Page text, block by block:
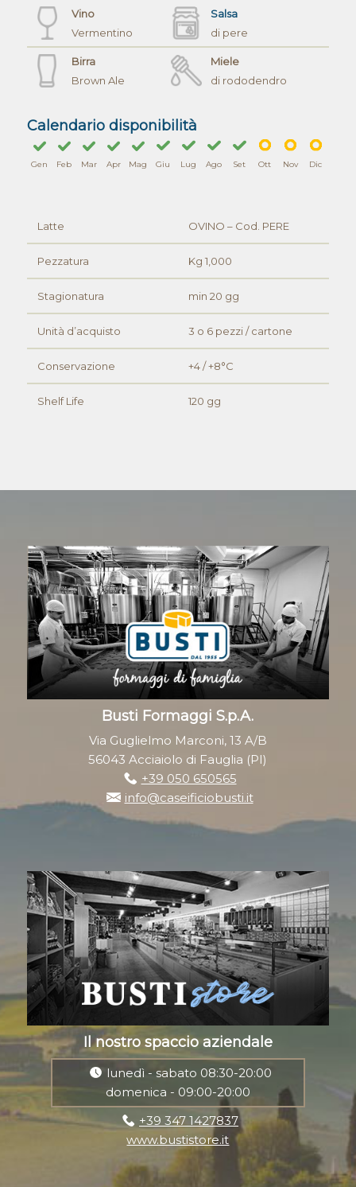
Vino
Vermentino
Salsa
di pere
Birra
Brown Ale
Miele
di rododendro
Calendario disponibilità
Gen Feb Mar Apr Mag Giu Lug Ago Set Ott Nov Dic
Latte OVINO – Cod. PERE
Pezzatura Kg 1,000
Stagionatura min 20 gg
Unità d’acquisto 3 o 6 pezzi / cartone
Conservazione +4 / +8°C
Shelf Life 120 gg
Busti Formaggi S.p.A.
Via Guglielmo Marconi, 13 A/B
56043 Acciaiolo di Fauglia (PI)
+39 050 650565
info@caseificiobusti.it
Il nostro spaccio aziendale
lunedì - sabato 08:30-20:00
domenica - 09:00-20:00
+39 347 1427837
www.bustistore.it